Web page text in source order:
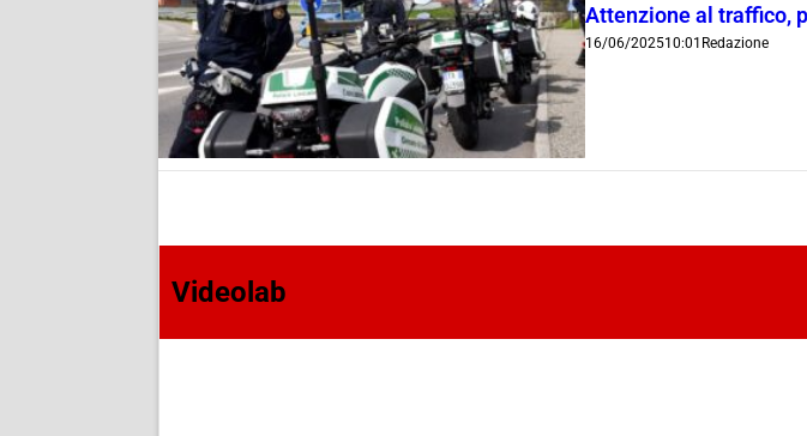
Attenzione al traffico,
16/06/202510:01 Redazione
Videolab